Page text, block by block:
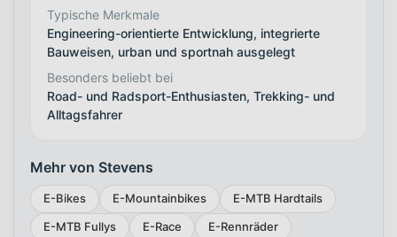
Typische Merkmale
Engineering-orientierte Entwicklung, integrierte
Bauweisen, urban und sportnah ausgelegt
Besonders beliebt bei
Road- und Radsport-Enthusiasten, Trekking- und
Alltagsfahrer
Mehr von Stevens
E-Bikes E-Mountainbikes
E-MTB Hardtails
E-MTB Fullys
E-Race
E-Rennräder